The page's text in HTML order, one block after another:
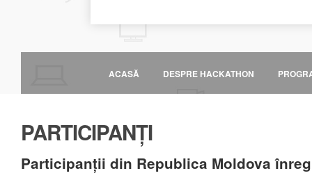
ACASĂ DESPRE HACKATHON
PARTICIPANȚI
Participanții din Republica Moldova